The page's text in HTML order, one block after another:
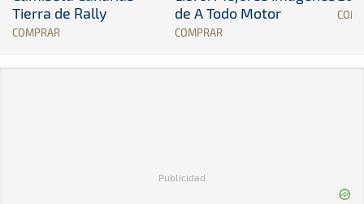
Tierra de Rally
COMPRAR
de A Todo Motor
COMPRAR
Publicidad